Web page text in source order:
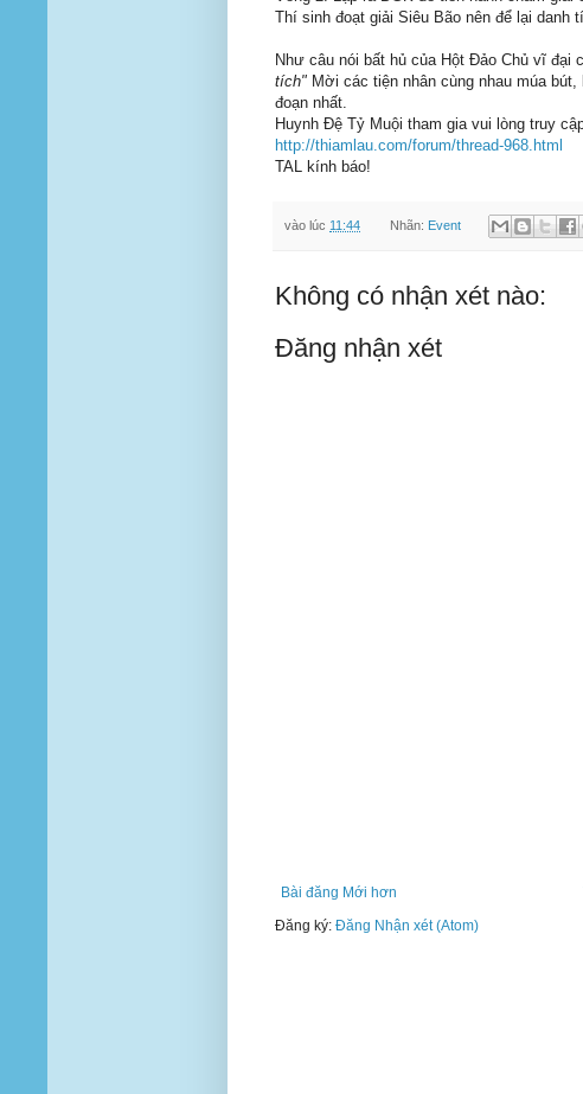
Thí sinh đoạt giải Siêu Bão nên để lại danh
Như câu nói bất hủ của Hột Đảo Chủ vĩ đại
tích" Mời các tiện nhân cùng nhau múa
đoạn nhất.
Huynh Đệ Tỷ Muội tham gia vui lòng truy
http://thiamlau.com/forum/thread-968.html
TAL kính báo!
vào lúc 11:44 Nhãn: Event
Không có nhận xét nào:
Đăng nhận xét
Bài đăng Mới hơn
Đăng ký: Đăng Nhận xét (Atom)